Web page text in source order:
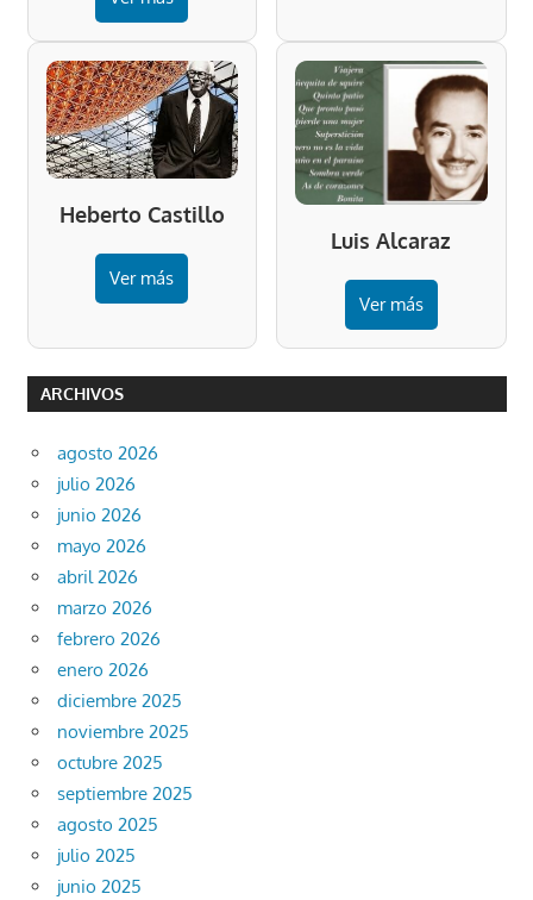
Heberto Castillo
Ver más
Luis Alcaraz
Ver más
ARCHIVOS
agosto 2026
julio 2026
junio 2026
mayo 2026
abril 2026
marzo 2026
febrero 2026
enero 2026
diciembre 2025
noviembre 2025
octubre 2025
septiembre 2025
agosto 2025
julio 2025
junio 2025